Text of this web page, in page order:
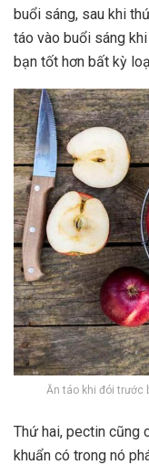
buổi sáng, sau khi
táo vào buổi sáng
bạn tốt hơn bất kỳ
Ăn táo khi đói trước
Thứ hai, pectin cũng
khuẩn có trong nó